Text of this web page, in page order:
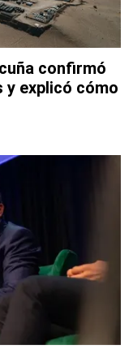
confirmó
y explicó cómo